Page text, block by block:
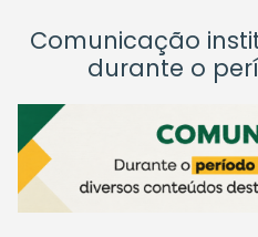
Comunicação
durante o